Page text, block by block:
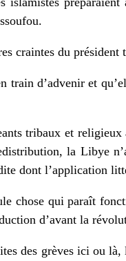
craintes du
train d’advenir et
tribaux et religieux
la Libye
dont l’application
chose qui paraît
d’avant la
des grèves ici ou